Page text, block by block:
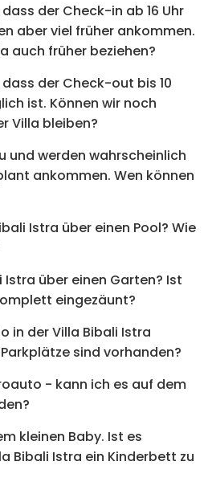
der Check-in ab 16 Uhr
aber viel früher ankommen.
auch früher beziehen?
der Check-out bis 10
ist. Können wir noch
Villa bleiben?
und werden wahrscheinlich
ankommen. Wen können
Istra über einen Pool? Wie
über einen Garten? Ist
eingezäunt?
in der Villa Bibali Istra
sind vorhanden?
- kann ich es auf dem
kleinen Baby. Ist es
Bibali Istra ein Kinderbett zu